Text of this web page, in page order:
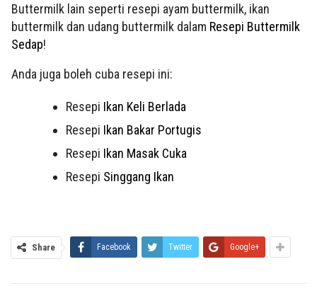
Buttermilk lain seperti resepi ayam buttermilk, ikan
buttermilk dan udang buttermilk dalam Resepi Buttermilk
Sedap!
Anda juga boleh cuba resepi ini:
Resepi Ikan Keli Berlada
Resepi Ikan Bakar Portugis
Resepi Ikan Masak Cuka
Resepi Singgang Ikan
Share Facebook Twitter Google+